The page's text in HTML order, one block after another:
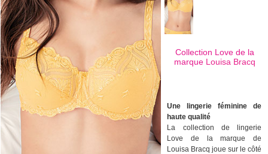
Collection Love de la
marque Louisa Bracq
Une lingerie féminine de
haute qualité
La collection de lingerie
Love de la marque de
Louisa Bracq joue sur le côté